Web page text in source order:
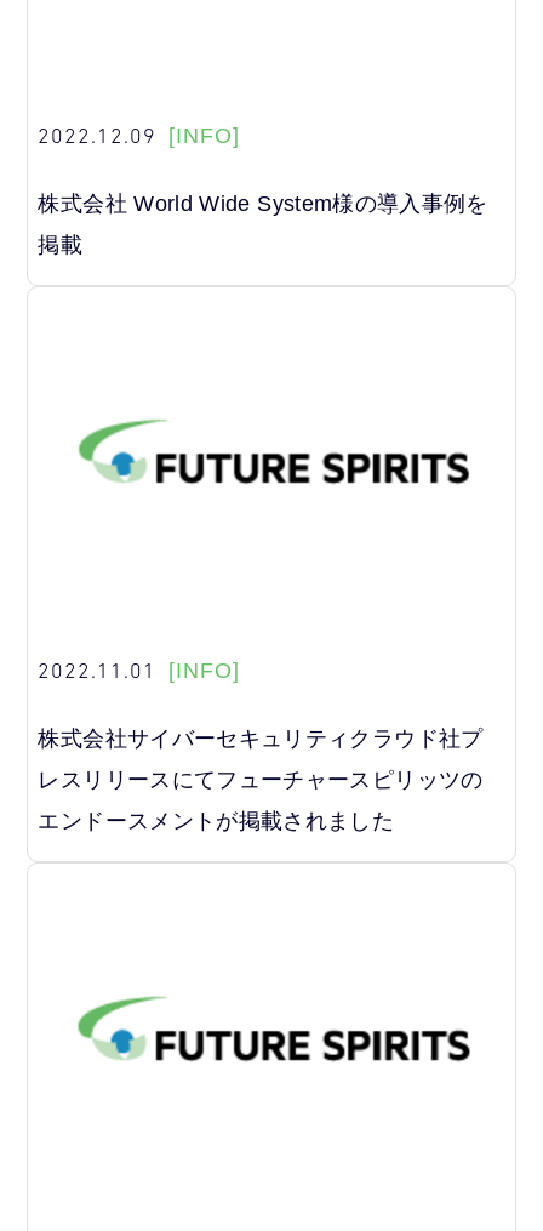
2022.12.09 [INFO]
株式会社 World Wide System様の導入事例を
掲載
2022.11.01 [INFO]
株式会社サイバーセキュリティクラウド社プ
レスリリースにてフューチャースピリッツの
エンドースメントが掲載されました